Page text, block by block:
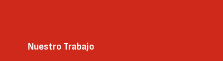
Nuestro Trabajo